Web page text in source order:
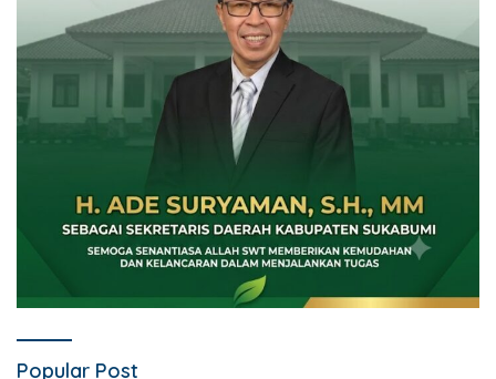
Popular Post